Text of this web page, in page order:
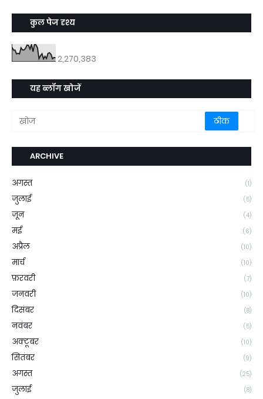
कुल पेज दृश्य
2,270,383
यह ब्लॉग खोजें
ARCHIVE
अगस्त (1)
जुलाई (5)
जून (4)
मई (6)
अप्रैल (10)
मार्च (10)
फ़रवरी (7)
जनवरी (10)
दिसंबर (8)
नवंबर (5)
अक्टूबर (10)
सितंबर (9)
अगस्त (25)
जुलाई (8)